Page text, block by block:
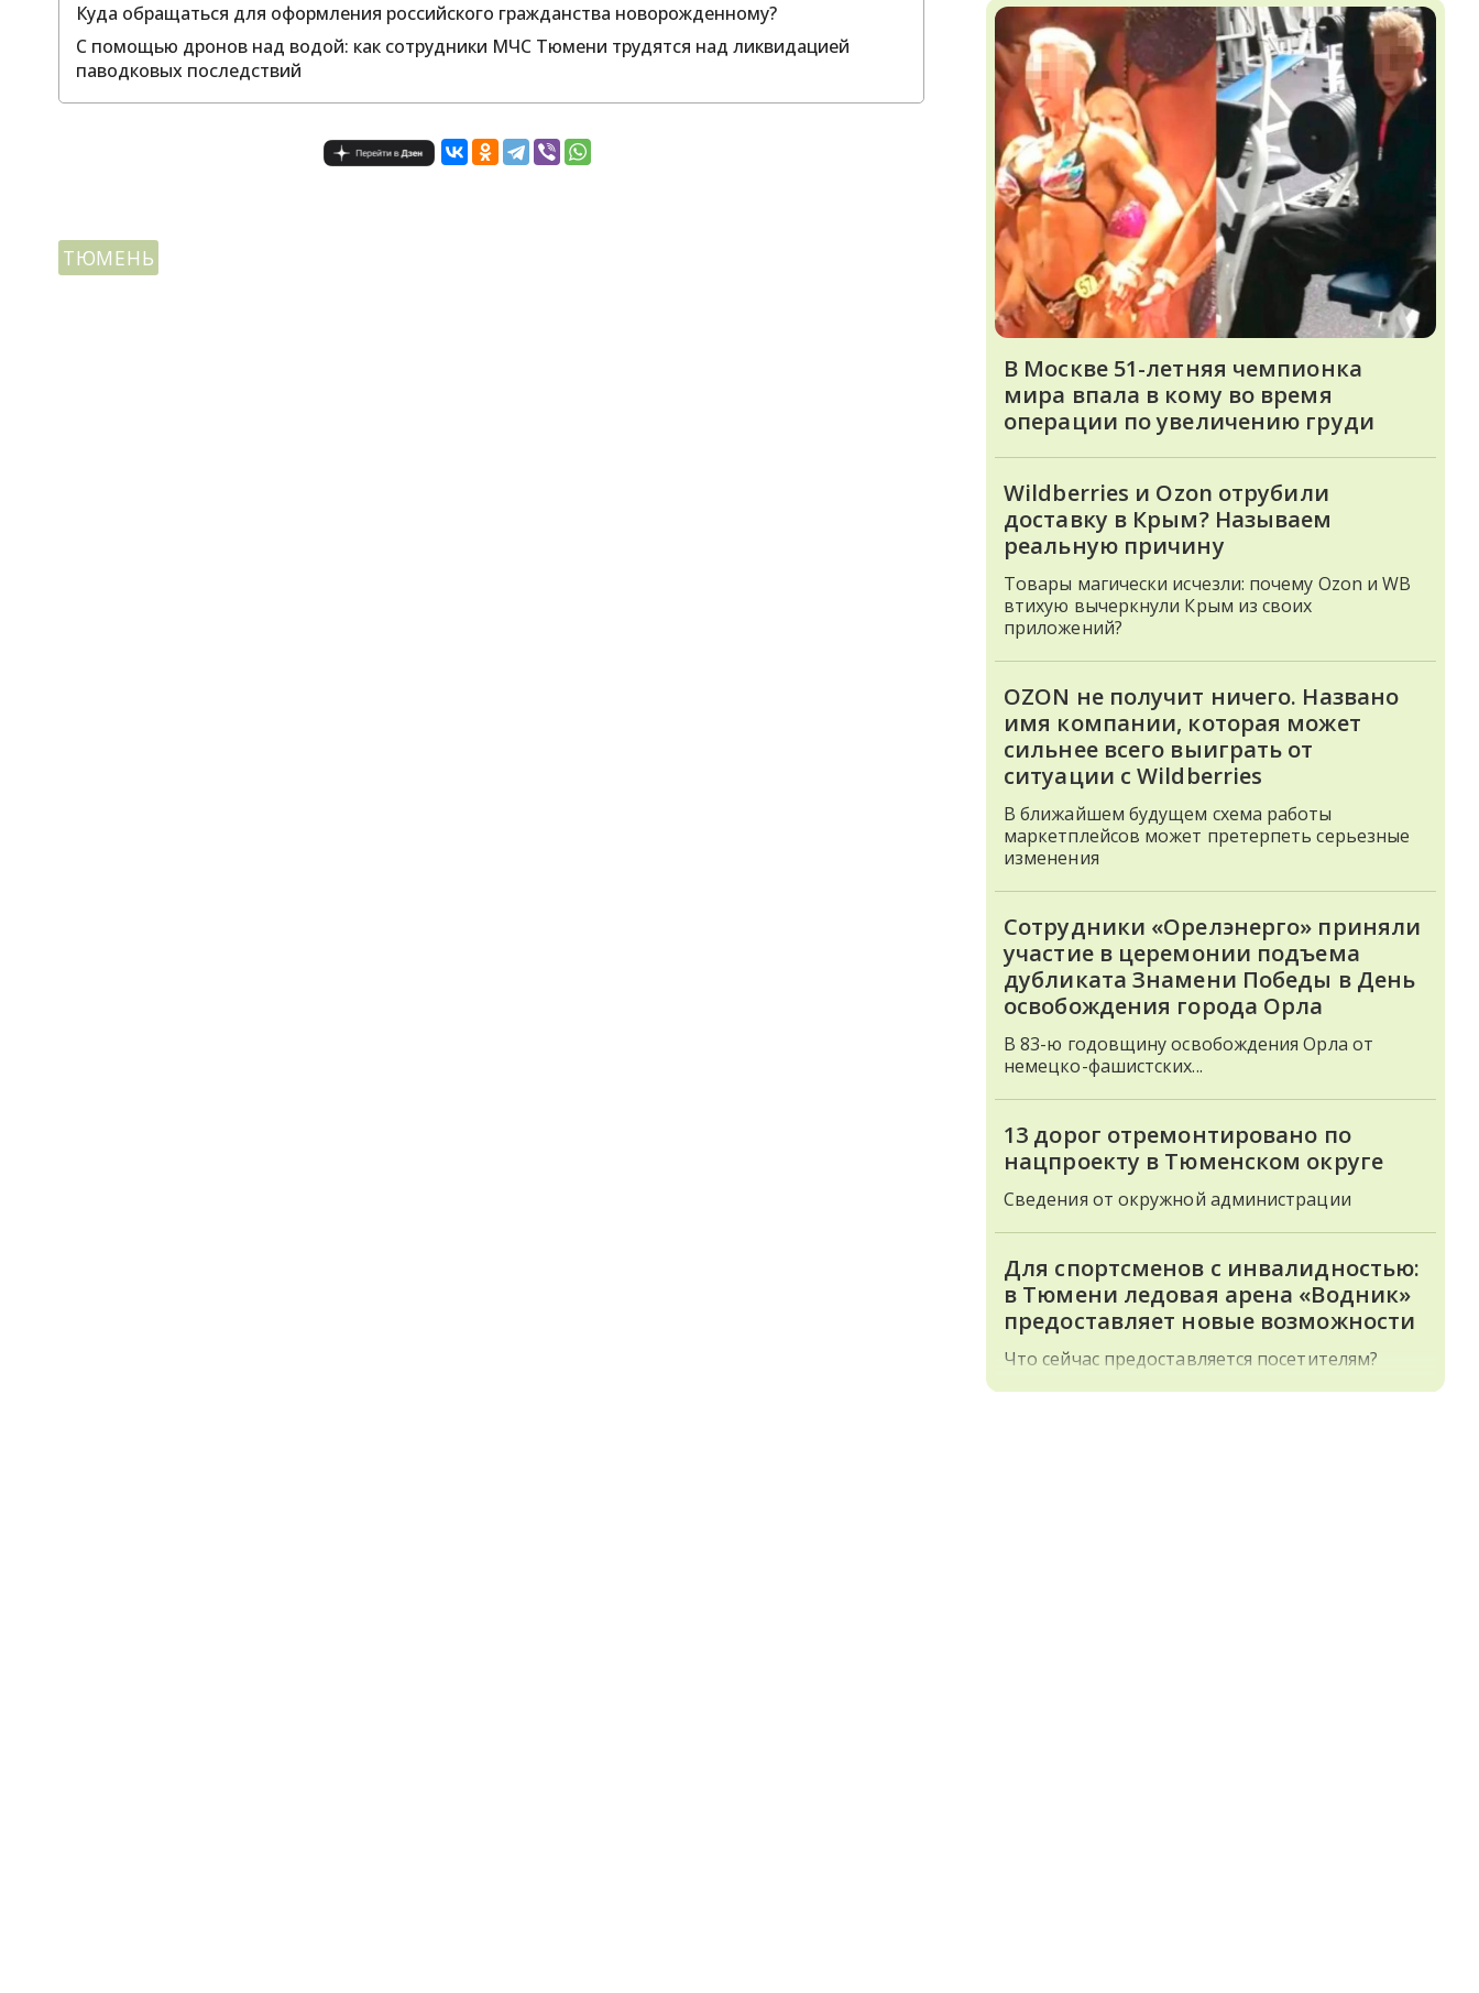
Куда обращаться для оформления российского гражданства новорожденному?
С помощью дронов над водой: как сотрудники МЧС Тюмени трудятся над ликвидацией
паводковых последствий
ТЮМЕНЬ
В Москве 51-летняя чемпионка
мира впала в кому во время
операции по увеличению груди
Wildberries и Ozon отрубили
доставку в Крым? Называем
реальную причину
Товары магически исчезли: почему Ozon и WB
втихую вычеркнули Крым из своих
приложений?
OZON не получит ничего. Названо
имя компании, которая может
сильнее всего выиграть от
ситуации с Wildberries
В ближайшем будущем схема работы
маркетплейсов может претерпеть серьезные
изменения
Сотрудники «Орелэнерго» приняли
участие в церемонии подъема
дубликата Знамени Победы в День
освобождения города Орла
В 83-ю годовщину освобождения Орла от
немецко-фашистских...
13 дорог отремонтировано по
нацпроекту в Тюменском округе
Сведения от окружной администрации
Для спортсменов с инвалидностью:
в Тюмени ледовая арена «Водник»
предоставляет новые возможности
Что сейчас предоставляется посетителям?